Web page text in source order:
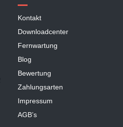
Kontakt
Downloadcenter
Fernwartung
Blog
Bewertung
Zahlungsarten
Impressum
AGB’s